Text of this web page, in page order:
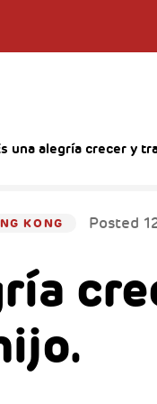
una alegría crecer y
KONG Posted